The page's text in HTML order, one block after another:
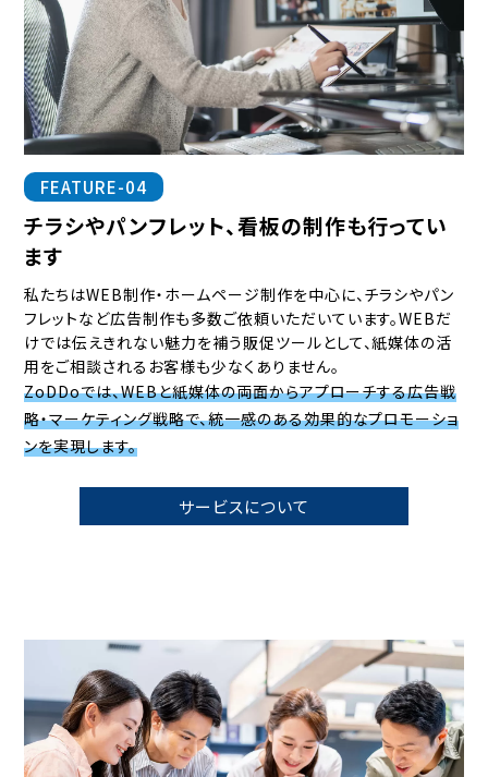
FEATURE-04
チラシやパンフレット、看板の制作も行ってい
ます
私たちはWEB制作・ホームページ制作を中心に、チラシやパン
フレットなど広告制作も多数ご依頼いただいています。WEBだ
けでは伝えきれない魅力を補う販促ツールとして、紙媒体の活
用をご相談されるお客様も少なくありません。
ZoDDoでは、WEBと紙媒体の両面からアプローチする広告戦
略・マーケティング戦略で、統一感のある効果的なプロモーショ
ンを実現します。
サービスについて